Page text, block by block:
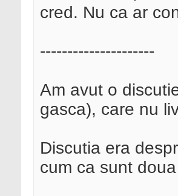
cred. Nu ca ar
---------------------
Am avut o
gasca), care nu
Discutia era
cum ca sunt